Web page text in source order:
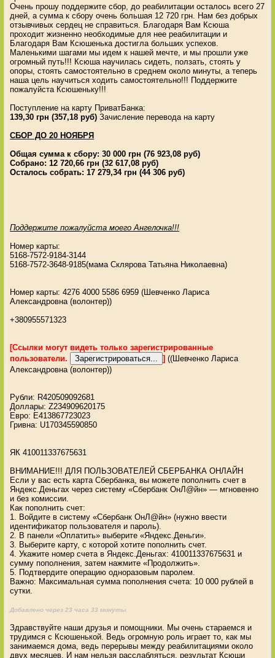
Очень прошу поддержите сбор, до реабилитации осталось всего 27
дней, а сумма к сбору очень большая 12 720 грн. Нам без добрых
отзывчивых сердец не справиться. Благодаря Вам Ксюша
проходит жизненно необходимые для нее реабилитации и
Благодаря Вам Ксюшенька достигла больших успехов.
Маленькими шагами мы идем к нашей мечте, и мы прошли уже
огромный путь!!! Ксюша научилась сидеть, ползать, стоять у
опоры, стоять самостоятельно в среднем около минуты, а теперь
наша цель научиться ходить самостоятельно!!! Поддержите
пожалуйста Ксюшеньку!!!
Поступление на карту ПриватБанка:
139,30 грн (357,18 руб) Зачисление перевода на карту
СБОР ДО 20 НОЯБРЯ
Общая сумма к сбору: 30 000 грн (76 923,08 руб)
Собрано: 12 720,66 грн (32 617,08 руб)
Осталось собрать: 17 279,34 грн (44 306 руб)
Поддержите пожалуйста моего Ангелочка!!!
Номер карты:
5168-7572-9184-3144
5168-7572-3648-9185(мама Склярова Татьяна Николаевна)
Номер карты: 4276 4000 5586 6959 (Шевченко Лариса
Александровна (волонтер))
+380955571323
[Ссылки могут видеть только зарегистрированные
пользователи.
] ((Шевченко Лариса
Александровна (волонтер))
Рубли: R420509092681
Доллары: Z234909620175
Евро: E413867723023
Гривна: U170345590850
ЯК 410011337675631
ВНИМАНИЕ!!! ДЛЯ ПОЛЬЗОВАТЕЛЕЙ СБЕРБАНКА ОНЛАЙН
Если у вас есть карта Сбербанка, вы можете пополнить счет в
Яндекс.Деньгах через систему «Сбербанк ОнЛ@йн» — мгновенно
и без комиссии.
Как пополнить счет:
1. Войдите в систему «Сбербанк ОнЛ@йн» (нужно ввести
идентификатор пользователя и пароль).
2. В панели «Оплатить» выберите «Яндекс.Деньги».
3. Выберите карту, с которой хотите пополнить счет.
4. Укажите номер счета в Яндекс.Деньгах: 410011337675631 и
сумму пополнения, затем нажмите «Продолжить».
5. Подтвердите операцию одноразовым паролем.
Важно: Максимальная сумма пополнения счета: 10 000 рублей в
сутки.
Добавлено через 23 часа 33 минуты
Здравствуйте наши друзья и помощники. Мы очень стараемся и
трудимся с Ксюшенькой. Ведь огромную роль играет то, как мы
занимаемся дома, ведь перерывы между реабилитациями около
двух месяцев. И нам нельзя расслабляться, результат Ксюши